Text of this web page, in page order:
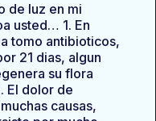
de luz en mi
usted… 1. En
tomo antibioticos,
21 dias, algun
su flora
El dolor de
causas,